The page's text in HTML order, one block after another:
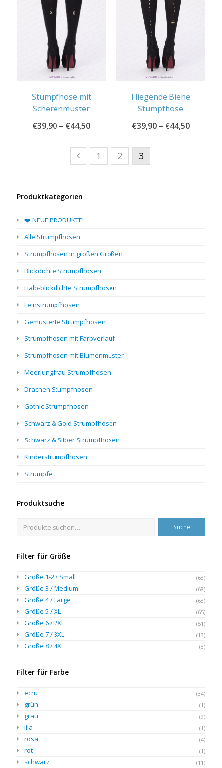
Stumpfhose mit
Scherenmuster
€39,90 – €44,50
Fliegende Biene
Stumpfhose
€39,90– €44,50
1 2 3
Produktkategorien
❤️ NEUE PRODUKTE!
Alle Strumpfhosen
Strumpfhosen in großen Größen
Blickdichte Strumpfhosen
Halb-blickdichte Strumpfhosen
Feinstrumpfhosen
Gemusterte Strumpfhosen
Strumpfhosen mit Farbverlauf
Strumpfhosen mit Blumenmuster
Meerjungfrau Strumpfhosen
Drachen Stumpfhosen
Gothic Strumpfhosen
Schwarz & Gold Strumpfhosen
Schwarz & Silber Strumpfhosen
Kinderstrumpfhosen
Strümpfe
Produktsuche
Suche
Filter für Größe
Größe 1-2 / Small (68)
Größe 3 / Medium (68)
Größe 4 / Large (68)
Größe 5 / XL (65)
Größe 6 / 2XL (51)
Größe 7 / 3XL (13)
Größe 8 / 4XL (8)
Filter für Farbe
ecru (34)
grün (1)
grau (9)
lila (1)
rosa (4)
rot (1)
schwarz (11)